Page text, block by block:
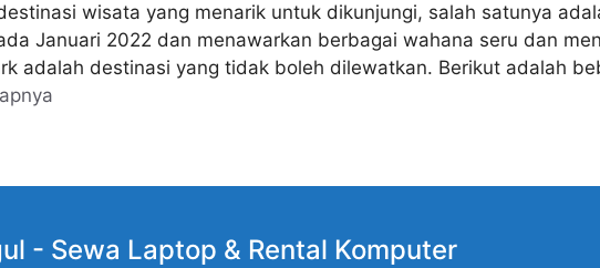
wisata yang menarik untuk dikunjungi, salah satunya
Januari 2022 dan menawarkan berbagai wahana seru dan
adalah destinasi yang tidak boleh dilewatkan. Berikut adalah
- Sewa Laptop & Rental Komputer